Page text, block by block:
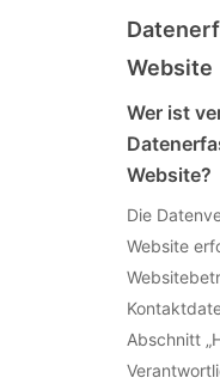
Website
Wer ist
Website?
Die
Website
Abschnitt